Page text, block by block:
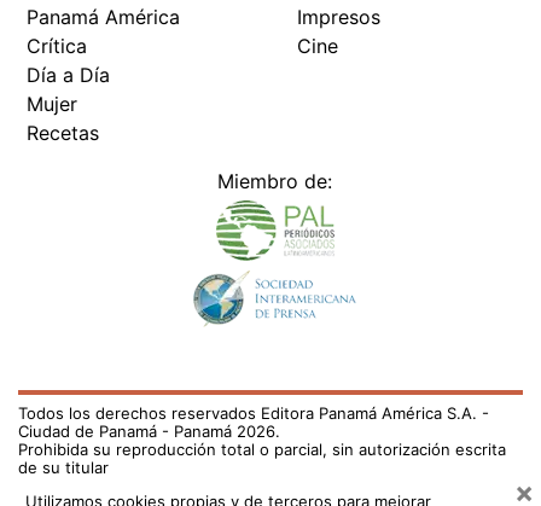
Panamá América
Crítica
Día a Día
Mujer
Recetas
Impresos
Cine
Miembro de:
Todos los derechos reservados Editora Panamá América S.A. -
Ciudad de Panamá - Panamá 2026.
Prohibida su reproducción total o parcial, sin autorización escrita
de su titular
Utilizamos cookies propias y de terceros para mejorar
×